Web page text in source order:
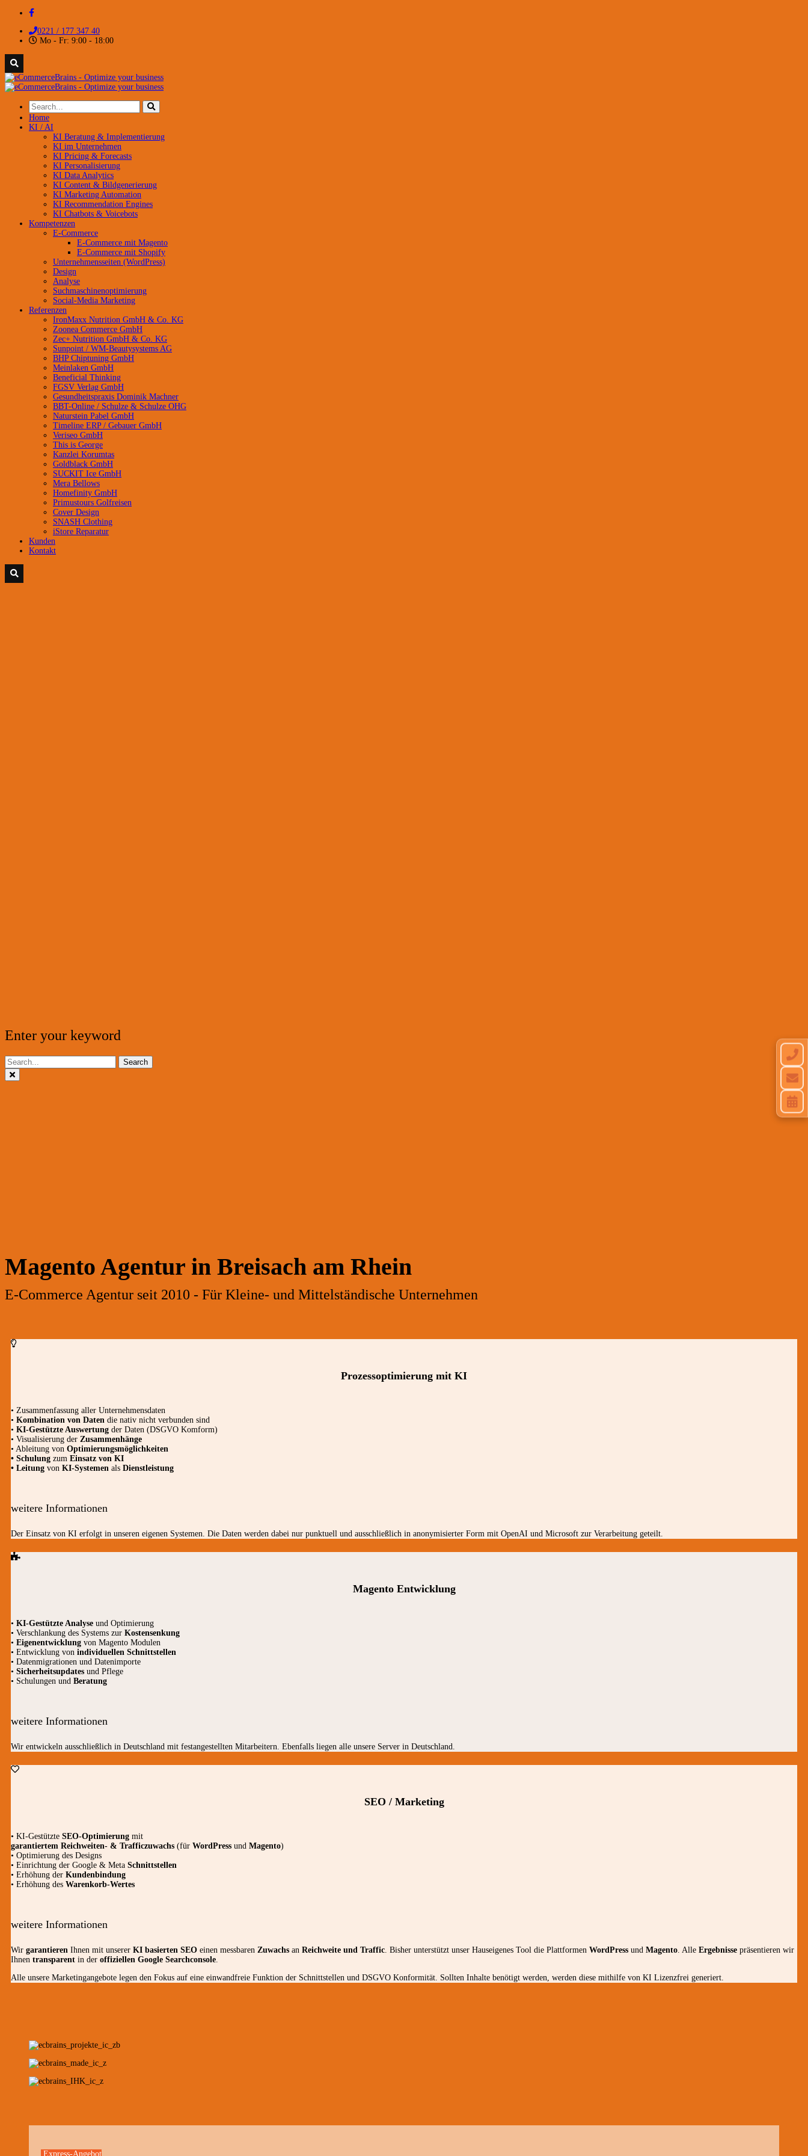
0221 / 177 347 40
Mo - Fr: 9:00 - 18:00
Home
KI / AI
KI Beratung & Implementierung
KI im Unternehmen
KI Pricing & Forecasts
KI Personalisierung
KI Data Analytics
KI Content & Bildgenerierung
KI Marketing Automation
KI Recommendation Engines
KI Chatbots & Voicebots
Kompetenzen
E-Commerce
E-Commerce mit Magento
E-Commerce mit Shopify
Unternehmensseiten (WordPress)
Design
Analyse
Suchmaschinenoptimierung
Social-Media Marketing
Referenzen
IronMaxx Nutrition GmbH & Co. KG
Zoonea Commerce GmbH
Zec+ Nutrition GmbH & Co. KG
Sunpoint / WM-Beautysystems AG
BHP Chiptuning GmbH
Meinlaken GmbH
Beneficial Thinking
FGSV Verlag GmbH
Gesundheitspraxis Dominik Machner
BBT-Online / Schulze & Schulze OHG
Naturstein Pabel GmbH
Timeline ERP / Gebauer GmbH
Veriseo GmbH
This is George
Kanzlei Korumtas
Goldblack GmbH
SUCKIT Ice GmbH
Mera Bellows
Homefinity GmbH
Primustours Golfreisen
Cover Design
SNASH Clothing
iStore Reparatur
Kunden
Kontakt
Enter your keyword
Search
Magento Agentur in Breisach am Rhein
E-Commerce Agentur seit 2010 - Für Kleine- und Mittelständische Unternehmen
Prozessoptimierung mit KI
• Zusammenfassung aller Unternehmensdaten
• Kombination von Daten die nativ nicht verbunden sind
• KI-Gestützte Auswertung der Daten (DSGVO Komform)
• Visualisierung der Zusammenhänge
• Ableitung von Optimierungsmöglichkeiten
• Schulung zum Einsatz von KI
• Leitung von KI-Systemen als Dienstleistung
weitere Informationen
Der Einsatz von KI erfolgt in unseren eigenen Systemen. Die Daten werden dabei nur punktuell und ausschließlich in anonymisierter Form mit OpenAI und Microsoft zur Verarbeitung geteilt.
Magento Entwicklung
• KI-Gestützte Analyse und Optimierung
• Verschlankung des Systems zur Kostensenkung
• Eigenentwicklung von Magento Modulen
• Entwicklung von individuellen Schnittstellen
• Datenmigrationen und Datenimporte
• Sicherheitsupdates und Pflege
• Schulungen und Beratung
weitere Informationen
Wir entwickeln ausschließlich in Deutschland mit festangestellten Mitarbeitern. Ebenfalls liegen alle unsere Server in Deutschland.
SEO / Marketing
• KI-Gestützte SEO-Optimierung mit
garantiertem Reichweiten- & Trafficzuwachs (für WordPress und Magento)
• Optimierung des Designs
• Einrichtung der Google & Meta Schnittstellen
• Erhöhung der Kundenbindung
• Erhöhung des Warenkorb-Wertes
weitere Informationen
Wir garantieren Ihnen mit unserer KI basierten SEO einen messbaren Zuwachs an Reichweite und Traffic . Bisher unterstützt unser Hauseigenes Tool die Plattformen WordPress und Magento . Alle Ergebnisse präsentieren wir
Ihnen transparent in der offiziellen Google Searchconsole
Alle unsere Marketingangebote legen den Fokus auf eine einwandfreie Funktion der Schnittstellen und DSGVO Konformität. Sollten Inhalte benötigt werden, werden diese mithilfe von KI Lizenzfrei generiert.
Express-Angebot